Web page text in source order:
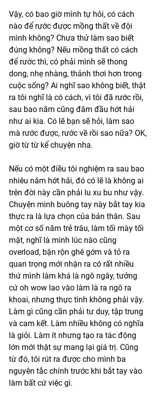
Vậy, có bao giờ mình tự hỏi, có cách
nào để rước được mồng thất về đội
mình không? Chưa thử làm sao biết
đúng không? Nếu mồng thất có cách
để rước thì, có phải mình sẽ thong
dong, nhẹ nhàng, thảnh thơi hơn trong
cuộc sống? Ai nghĩ sao không biết, thật
ra tôi nghĩ là có cách, vì tôi đã rước rồi,
sau bao năm cũng đâm đầu hớt hải
như ai kia. Có lẽ bạn sẽ hỏi, làm sao
mà rước được, rước về rồi sao nữa? OK,
giờ từ từ kể chuyện nha.
Nếu có một điều tôi nghiệm ra sau bao
nhiêu năm hớt hải, đó có lẽ là không ai
trên đời này cần phải lu xu bu như vậy.
Chuyện mình buông tay này bắt tay kia
thực ra là lựa chọn của bản thân. Sau
một cơ số năm trẻ trâu, làm tối mày tối
mặt, nghĩ là mình lúc nào cũng
overload, bận rộn ghê gớm và tỏ ra
quan trọng mới nhận ra có rất nhiều
thứ mình làm khá là ngô ngây, tưởng
cứ oh wow lao vào làm là ra ngô ra
khoai, nhưng thực tình không phải vậy.
Làm gì cũng cần phải tư duy, tập trung
và cam kết. Làm nhiều không có nghĩa
là giỏi. Làm ít nhưng tạo ra tác động
lớn mới thật sự mang lại giá trị. Cũng
từ đó, tôi rút ra được cho mình ba
nguyên tắc chính trước khi bắt tay vào
làm bất cứ việc gì.